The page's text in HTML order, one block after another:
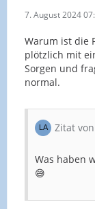
7. August 2024
Warum ist die
plötzlich mit
Sorgen und
normal.
Zitat
Was haben
😅